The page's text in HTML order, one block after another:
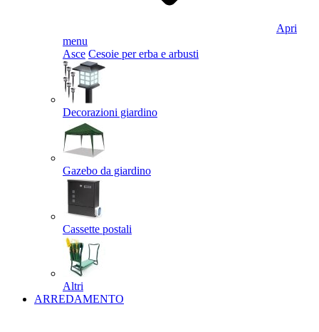
Apri
menu
Asce Cesoie per erba e arbusti
Decorazioni giardino
Gazebo da giardino
Cassette postali
Altri
ARREDAMENTO